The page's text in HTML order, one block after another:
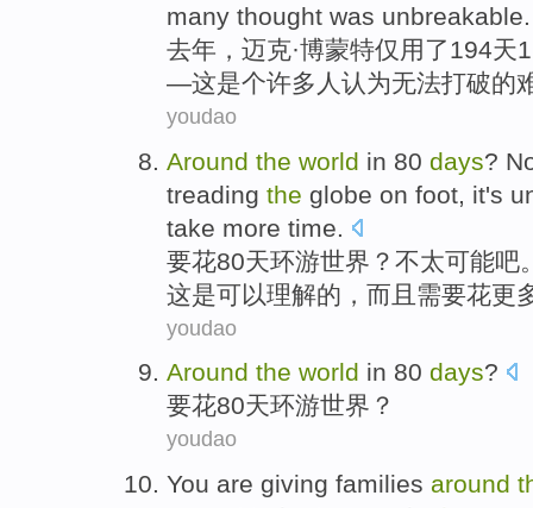
many thought was unbreakable.
去年 ， 迈克·博蒙特仅 用了194天
—这是个许多人 认为无法打破的
youdao
Around the world in 80 days?
treading the globe on foot, it's
take more time
要花80天环游世界 ？ 不太可能吧
这是可以理解的，而且需要花更
youdao
Around the world in 80 days?
要花80天环游世界 ？
youdao
You are giving families around